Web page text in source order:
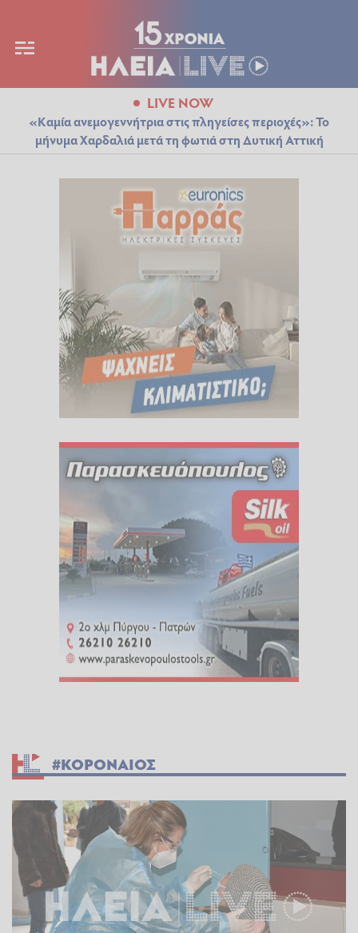
LIVE NOW
«Καμία ανεμογεννήτρια στις πληγείσες περιοχές»: Το
μήνυμα Χαρδαλιά μετά τη φωτιά στη Δυτική Αττική
#ΚΟΡΟΝΑΙΟΣ